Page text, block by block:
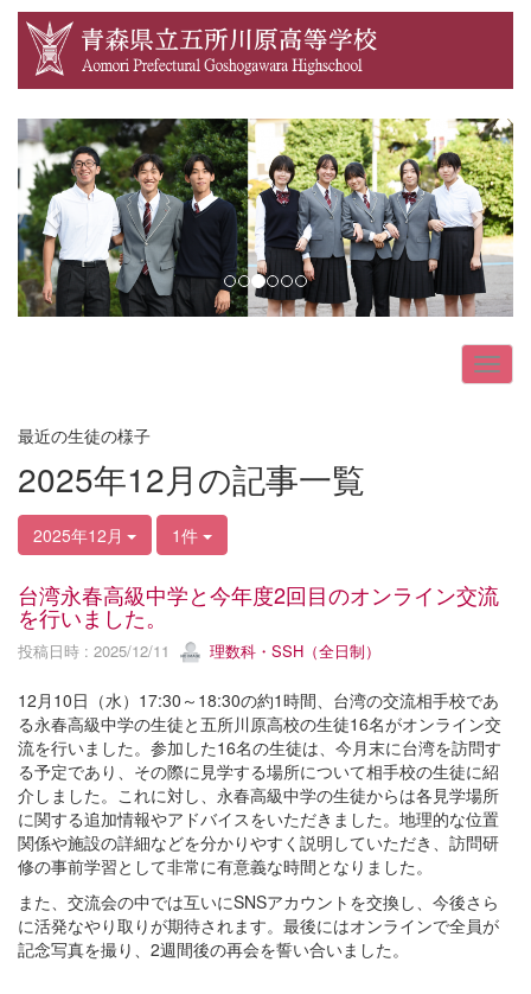
p
r
e
v
i
o
n
e
x
t
最近の生徒の様子
2025年12月の記事一覧
2025年12月 1件
台湾永春高級中学と今年度2回目のオンライン交流
を行いました。
投稿日時 : 2025/12/11 理数科・SSH（全日制）
12月10日（水）17:30～18:30の約1時間、台湾の交流相手校であ
る永春高級中学の生徒と五所川原高校の生徒16名がオンライン交
流を行いました。参加した16名の生徒は、今月末に台湾を訪問す
る予定であり、その際に見学する場所について相手校の生徒に紹
介しました。これに対し、永春高級中学の生徒からは各見学場所
に関する追加情報やアドバイスをいただきました。地理的な位置
関係や施設の詳細などを分かりやすく説明していただき、訪問研
修の事前学習として非常に有意義な時間となりました。
また、交流会の中では互いにSNSアカウントを交換し、今後さら
に活発なやり取りが期待されます。最後にはオンラインで全員が
記念写真を撮り、2週間後の再会を誓い合いました。